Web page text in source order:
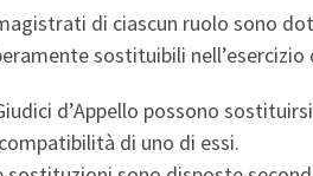
di ciascun ruolo sono
sostituibili
d’Appello possono
di uno di essi.